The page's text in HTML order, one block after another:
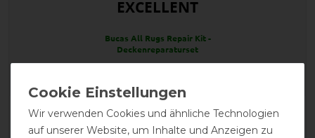
EXCELLENT
Bucas All Rugs Repair Kit -
Deckenreparaturset
Product Reviews
Wir verwenden Cookies und ähnliche Technologien
auf unserer Website, um Inhalte und Anzeigen zu